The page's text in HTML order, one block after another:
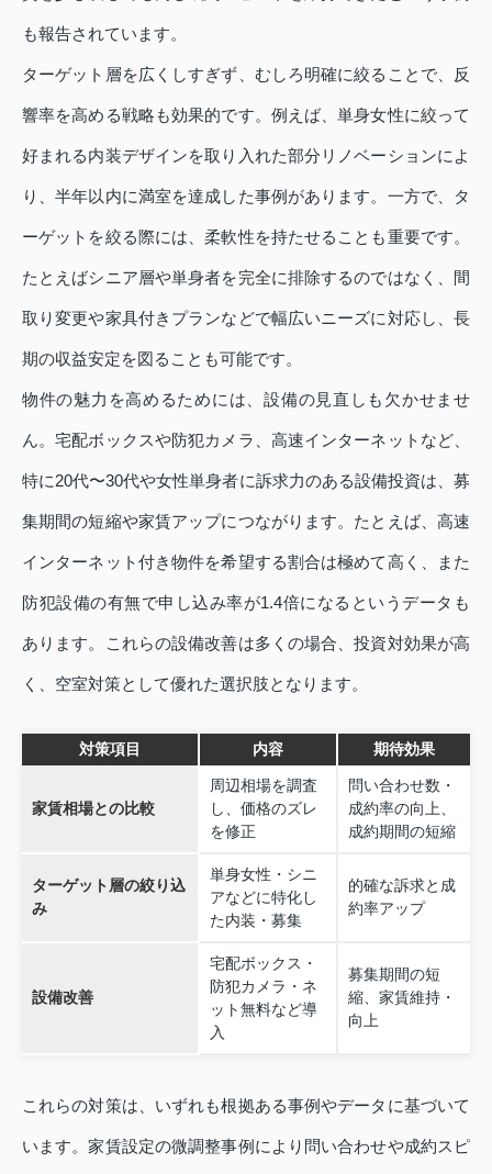
も報告されています。
ターゲット層を広くしすぎず、むしろ明確に絞ることで、反
響率を高める戦略も効果的です。例えば、単身女性に絞って
好まれる内装デザインを取り入れた部分リノベーションによ
り、半年以内に満室を達成した事例があります。一方で、タ
ーゲットを絞る際には、柔軟性を持たせることも重要です。
たとえばシニア層や単身者を完全に排除するのではなく、間
取り変更や家具付きプランなどで幅広いニーズに対応し、長
期の収益安定を図ることも可能です。
物件の魅力を高めるためには、設備の見直しも欠かせませ
ん。宅配ボックスや防犯カメラ、高速インターネットなど、
特に20代〜30代や女性単身者に訴求力のある設備投資は、募
集期間の短縮や家賃アップにつながります。たとえば、高速
インターネット付き物件を希望する割合は極めて高く、また
防犯設備の有無で申し込み率が1.4倍になるというデータも
あります。これらの設備改善は多くの場合、投資対効果が高
く、空室対策として優れた選択肢となります。
対策項目 内容 期待効果
家賃相場との比較
周辺相場を調査
し、価格のズレ
を修正
問い合わせ数・
成約率の向上、
成約期間の短縮
ターゲット層の絞り込
み
単身女性・シニ
アなどに特化し
た内装・募集
的確な訴求と成
約率アップ
設備改善
宅配ボックス・
防犯カメラ・ネ
ット無料など導
入
募集期間の短
縮、家賃維持・
向上
これらの対策は、いずれも根拠ある事例やデータに基づいて
います。家賃設定の微調整事例により問い合わせや成約スピ